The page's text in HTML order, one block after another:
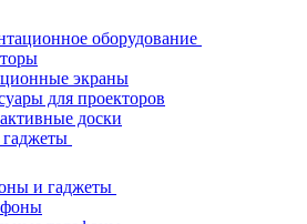
оборудование
экраны
для проекторов
доски
и гаджеты